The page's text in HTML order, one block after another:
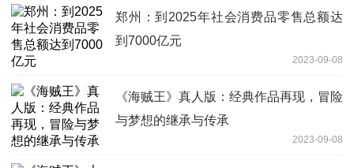
郑州：到2025年社会消费品零售总额达
到7000亿元
2023-09-08
《海贼王》真人版：经典作品再现，冒险
与梦想的继承与传承
2023-09-08